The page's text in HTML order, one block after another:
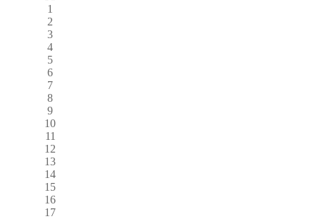
1
2
3
4
5
6
7
8
9
10
11
12
13
14
15
16
17